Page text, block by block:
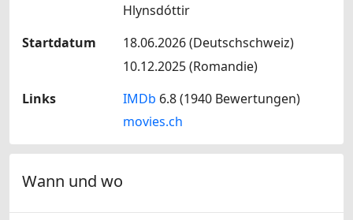
Hlynsdóttir
Startdatum
18.06.2026 (Deutschschweiz)
10.12.2025 (Romandie)
Links
IMDb 6.8 (1940 Bewertungen)
movies.ch
Wann und wo